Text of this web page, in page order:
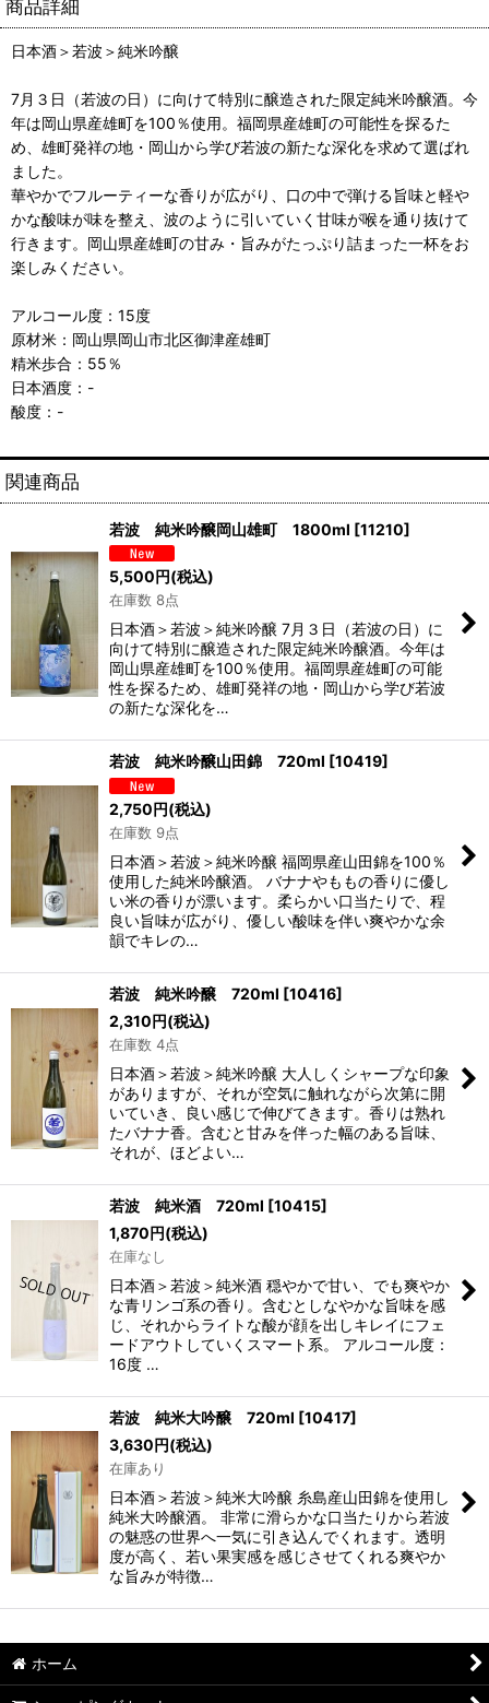
商品詳細
日本酒＞若波＞純米吟醸
7月３日（若波の日）に向けて特別に醸造された限定純米吟醸酒。今
年は岡山県産雄町を100％使用。福岡県産雄町の可能性を探るた
め、雄町発祥の地・岡山から学び若波の新たな深化を求めて選ばれ
ました。
華やかでフルーティーな香りが広がり、口の中で弾ける旨味と軽や
かな酸味が味を整え、波のように引いていく甘味が喉を通り抜けて
行きます。岡山県産雄町の甘み・旨みがたっぷり詰まった一杯をお
楽しみください。
アルコール度：15度
原材米：岡山県岡山市北区御津産雄町
精米歩合：55％
日本酒度：-
酸度：-
関連商品
若波 純米吟醸岡山雄町 1800ml [11210]
5,500円(税込)
在庫数 8点
日本酒＞若波＞純米吟醸 7月３日（若波の日）に
向けて特別に醸造された限定純米吟醸酒。今年は
岡山県産雄町を100％使用。福岡県産雄町の可能
性を探るため、雄町発祥の地・岡山から学び若波
の新たな深化を…
若波 純米吟醸山田錦 720ml [10419]
2,750円(税込)
在庫数 9点
日本酒＞若波＞純米吟醸 福岡県産山田錦を100％
使用した純米吟醸酒。 バナナやももの香りに優し
い米の香りが漂います。柔らかい口当たりで、程
良い旨味が広がり、優しい酸味を伴い爽やかな余
韻でキレの…
若波 純米吟醸 720ml [10416]
2,310円(税込)
在庫数 4点
日本酒＞若波＞純米吟醸 大人しくシャープな印象
がありますが、それが空気に触れながら次第に開
いていき、良い感じで伸びてきます。香りは熟れ
たバナナ香。含むと甘みを伴った幅のある旨味、
それが、ほどよい…
若波 純米酒 720ml [10415]
1,870円(税込)
在庫なし
日本酒＞若波＞純米酒 穏やかで甘い、でも爽やか
な青リンゴ系の香り。含むとしなやかな旨味を感
じ、それからライトな酸が顔を出しキレイにフェ
ードアウトしていくスマート系。 アルコール度：
16度 …
若波 純米大吟醸 720ml [10417]
3,630円(税込)
在庫あり
日本酒＞若波＞純米大吟醸 糸島産山田錦を使用し
純米大吟醸酒。 非常に滑らかな口当たりから若波
の魅惑の世界へ一気に引き込んでくれます。透明
度が高く、若い果実感を感じさせてくれる爽やか
な旨みが特徴…
ホーム